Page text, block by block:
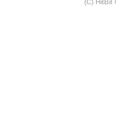
(C) HitBit